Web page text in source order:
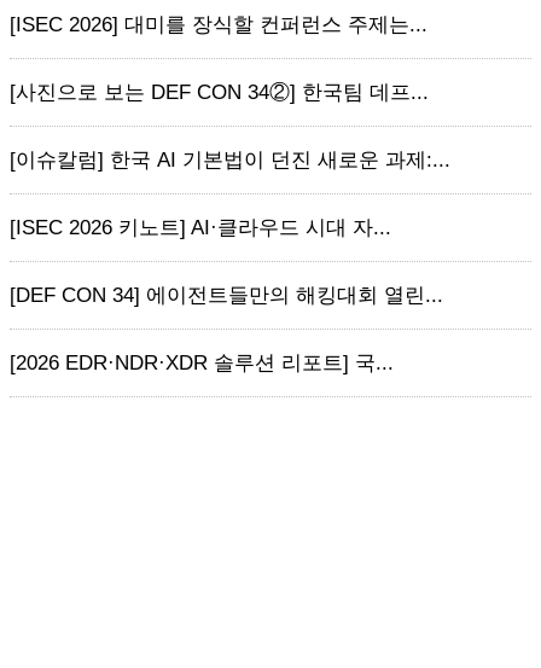
[ISEC 2026] 대미를 장식할 컨퍼런스 주제는...
[사진으로 보는 DEF CON 34②] 한국팀 데프...
[이슈칼럼] 한국 AI 기본법이 던진 새로운 과제:...
[ISEC 2026 키노트] AI·클라우드 시대 자...
[DEF CON 34] 에이전트들만의 해킹대회 열린...
[2026 EDR·NDR·XDR 솔루션 리포트] 국...